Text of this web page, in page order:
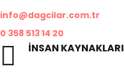
info@dagcilar.com.tr
0 358 513 14 20
İNSAN KAYNAKLARI